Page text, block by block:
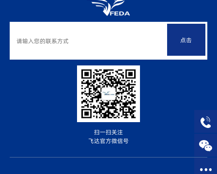
点击
扫一扫关注
飞达官方微信号